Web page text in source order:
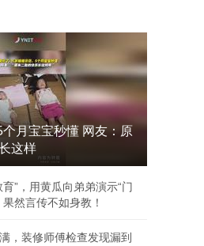
月宝宝秒懂 网友：原
这样
”，用黄瓜向弟弟演示“门
然言传不如身教！
，装修师傅检查发现漏到